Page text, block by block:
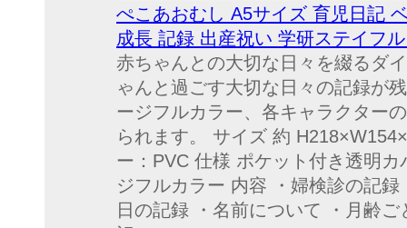
ぺこあおむし A5サイズ 育児日記
成長 記録 出産祝い 学研ステイフ
赤ちゃんとの大切な日々を綴るダ
ゃんと過ごす大切な日々の記録が
ージフルカラー、各キャラクター
られます。 サイズ 約
ー：PVC 仕様 ポケット付き透明
ジフルカラー 内容 ・婦検診の記
日の記録 ・名前について ・月齢